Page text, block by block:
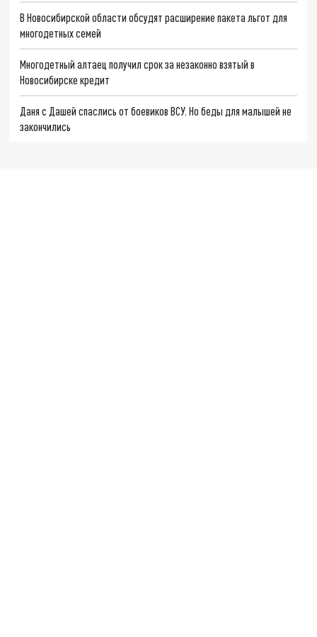
В Новосибирской области обсудят расширение пакета льгот для
многодетных семей
Многодетный алтаец получил срок за незаконно взятый в
Новосибирске кредит
Даня с Дашей спаслись от боевиков ВСУ. Но беды для малышей не
закончились